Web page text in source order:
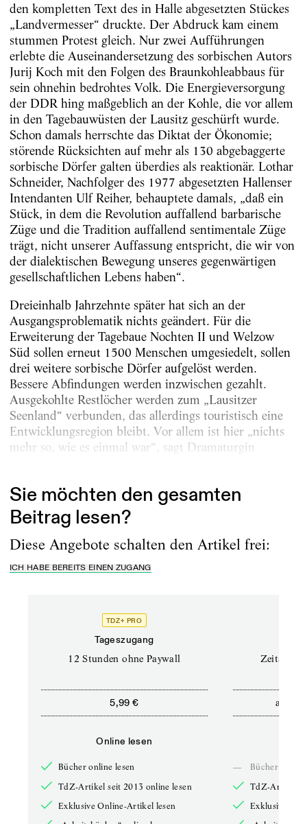
den kompletten Text des in Halle abgesetzten Stückes
„Landvermesser“ druckte. Der Abdruck kam einem
stummen Protest gleich. Nur zwei Aufführungen
erlebte die Auseinandersetzung des sorbischen Autors
Jurij Koch mit den Folgen des Braunkohleabbaus für
sein ohnehin bedrohtes Volk. Die Energieversorgung
der DDR hing maßgeblich an der Kohle, die vor allem
in den Tagebauwüsten der Lausitz geschürft wurde.
Schon damals herrschte das Diktat der Ökonomie;
störende Rücksichten auf mehr als 130 abgebaggerte
sorbische Dörfer galten überdies als reaktionär. Lothar
Schneider, Nachfolger des 1977 abgesetzten Hallenser
Intendanten Ulf Reiher, behauptete damals, „daß ein
Stück, in dem die Revolution auffallend barbarische
Züge und die Tradition auffallend sentimentale Züge
trägt, nicht unserer Auffassung entspricht, die wir von
der dialektischen Bewegung unseres gegenwärtigen
gesellschaftlichen Lebens haben“.
Dreieinhalb Jahrzehnte später hat sich an der
Ausgangsproblematik nichts geändert. Für die
Erweiterung der Tagebaue Nochten II und Welzow
Süd sollen erneut 1500 Menschen umgesiedelt, sollen
drei weitere sorbische Dörfer aufgelöst werden.
Bessere Abfindungen werden inzwischen gezahlt.
Ausgekohlte Restlöcher werden zum „Lausitzer
Seenland“ verbunden, das allerdings touristisch eine
Entwicklungsregion bleibt. Vor allem ist hier „nichts
mehr so, wie es einmal war“, sagt Dramaturgin
Sie möchten den gesamten
Beitrag lesen?
Diese Angebote schalten den Artikel frei:
ICH HABE BEREITS EINEN ZUGANG
TDZ+ PRO
Tageszugang
12 Stunden ohne Paywall
5,99 €
Online lesen
Bücher online lesen
TdZ-Artikel seit 2013 online lesen
Exklusive Online-Artikel lesen
ab
—
Bücher online
TdZ-Artikel
Exklusive